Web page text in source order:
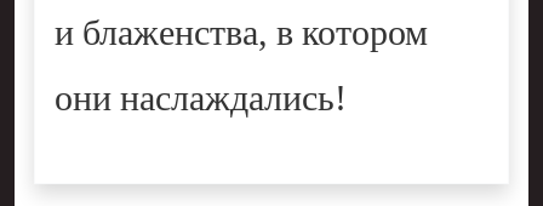
и блаженства, в котором
они наслаждались!